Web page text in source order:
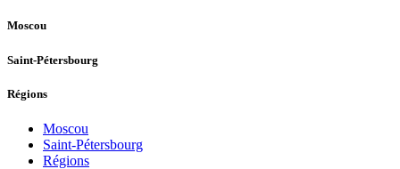
Moscou
Saint-Pétersbourg
Régions
Moscou
Saint-Pétersbourg
Régions